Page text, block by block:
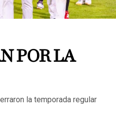
POR LA
la temporada regular